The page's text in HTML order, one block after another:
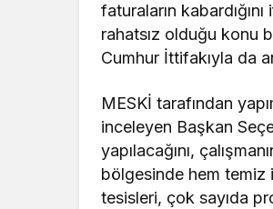
faturaların
rahatsız olduğu konu
Cumhur İttifakıyla da
MESKİ tarafından
inceleyen Başkan
yapılacağını,
bölgesinde hem temiz
tesisleri, çok sayıda